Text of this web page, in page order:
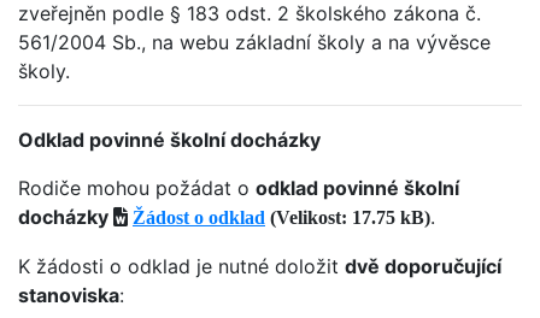
zveřejněn podle § 183 odst. 2 školského zákona č.
561/2004 Sb., na webu základní školy a na vývěsce
školy.
Odklad povinné školní docházky
Rodiče mohou požádat o odklad povinné školní
docházky
Žádost o odklad (Velikost: 17.75 kB).
K žádosti o odklad je nutné doložit dvě doporučující
stanoviska: